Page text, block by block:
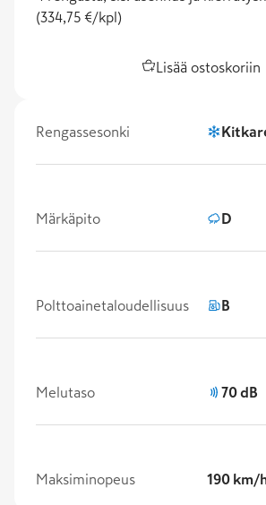
(334,75 €/kpl )
Lisää ostoskoriin
Rengassesonki
Märkäpito D
Polttoainetaloudellisuus B
Melutaso 70 dB
Maksiminopeus 190 km/